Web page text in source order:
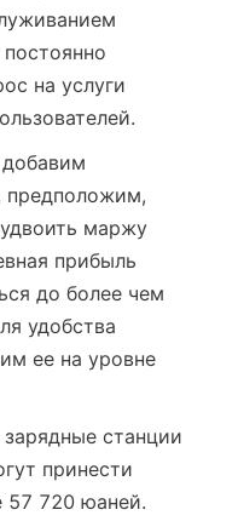
на услуги
предположим,
маржу
прибыль
до более чем
удобства
ее на уровне
станции
принести
57 720 юаней.